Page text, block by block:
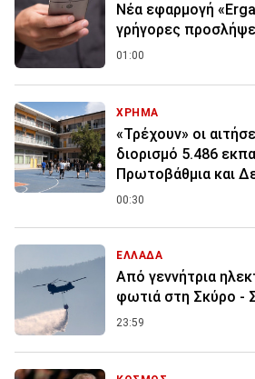
Νέα εφαρμογή
γρήγορες
01:00
ΧΡΗΜΑ
«Τρέχουν» οι
διορισμό 5.486
Πρωτοβάθμια και
00:30
ΕΛΛΑΔΑ
Από γεννήτρια
φωτιά στη Σκύρο -
23:59